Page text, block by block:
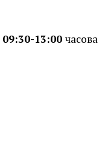
09:30-13:00 часова